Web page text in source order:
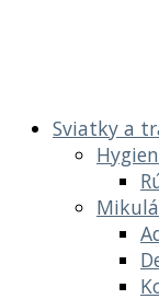
Sviatky a